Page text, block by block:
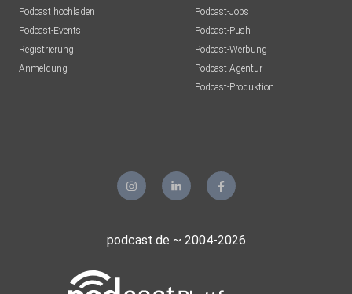
Podcast hochladen
Podcast-Events
Registrierung
Anmeldung
Podcast-Jobs
Podcast-Push
Podcast-Werbung
Podcast-Agentur
Podcast-Produktion
podcast.de ~ 2004-2026